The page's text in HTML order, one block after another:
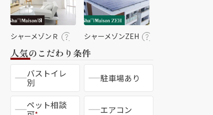
シャーメゾンＲ シャーメゾンZEH
人気のこだわり条件
バストイレ
別 駐車場あり
ペット相談 エアコン